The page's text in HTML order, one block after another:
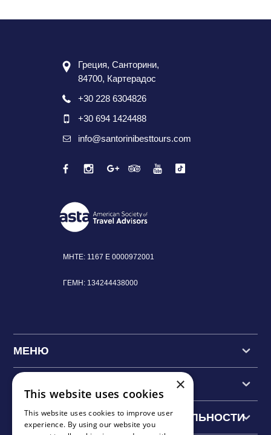
Греция, Санторини,
84700, Картерадос
+30 228 6304826
+30 694 1424488
info@santorinibesttours.com
MHTE: 1167 Ε 0000972001
ΓΕΜΗ: 134244438000
МЕНЮ
ОСНОВНЫЕ ДОСТОПРИМЕЧАТЕЛЬНОСТИ
×
This website uses cookies
This website uses cookies to improve user
experience. By using our website you